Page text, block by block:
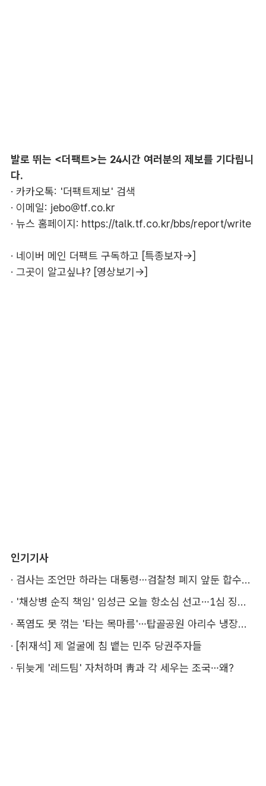
발로 뛰는 <더팩트>는 24시간 여러분의 제보를 기다립니
다.
· 카카오톡: '더팩트제보' 검색
· 이메일: jebo@tf.co.kr
· 뉴스 홈페이지: https://talk.tf.co.kr/bbs/report/write
· 네이버 메인 더팩트 구독하고 [특종보자→]
· 그곳이 알고싶냐? [영상보기→]
인기기사
·
검사는 조언만 하라는 대통령…검찰청 폐지 앞둔 합수본 '딜레마'
·
'채상병 순직 책임' 임성근 오늘 항소심 선고…1심 징역 3년
·
폭염도 못 꺾는 '타는 목마름'…탑골공원 아리수 냉장고 가보니
· [취재석] 제 얼굴에 침 뱉는 민주 당권주자들
· 뒤늦게 '레드팀' 자처하며 靑과 각 세우는 조국…왜?